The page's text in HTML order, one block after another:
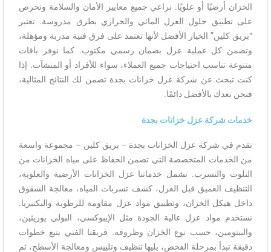
الخزان أرضيًا أو علويًا. نراعي جميع معايير الأمان والسلامة ونحرص
على تطبيق حلول العزل المائي والحراري بطرق مدروسة. تعتبر
“بريق كلين” الخيار الأفضل لأنها تعتمد على فرق فنية مدربة ومؤهلة،
وتضمن كل عملية عزل بضمان رسمي مكتوب. كما نوفر باقات
متنوعة تناسب احتياجات جميع العملاء، سواء للأفراد أو المنشآت. إذا
كنت تبحث عن شركة عزل خزانات بجدة تضمن لك النتائج المثالية،
فنحن نعدك بالأفضل دائمًا.
خدمات شركة عزل خزانات بجدة
نقدم في شركة عزل الخزانات بجدة – بريق كلين – مجموعة واسعة
من الخدمات المتخصصة التي تضمن الحفاظ على مياه الخزانات من
التلوث والتسرب. تشمل خدماتنا عزل الخزانات الأرضية والعلوية،
التنظيف العميق قبل العزل، كشف تسربات المياه، معالجة الشقوق
داخل هيكل الخزان، وتطبيق مواد عزل مقاومة للرطوبة والبكتيريا.
نستخدم مواد عزل عالية الجودة مثل الإيبوكسي، البولي يوريثين،
والبيتومين، حسب نوع الخزان وظروفه. فريقنا الفني يتبع خطوات
دقيقة تبدأ بمرحلة الفحص، يليها تنظيف وتلييس ومعالجة الأسطح، ثم